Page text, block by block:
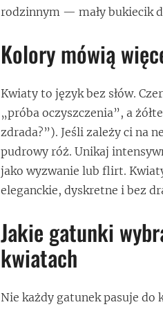
rodzinnym — mały bukiecik
Kolory mówią
Kwiaty to język bez słów.
„próba oczyszczenia”, a
zdrada?”). Jeśli zależy ci na
pudrowy róż. Unikaj
jako wyzwanie lub flirt.
eleganckie, dyskretne i bez
Jakie gatunki
kwiatach
Nie każdy gatunek pasuje